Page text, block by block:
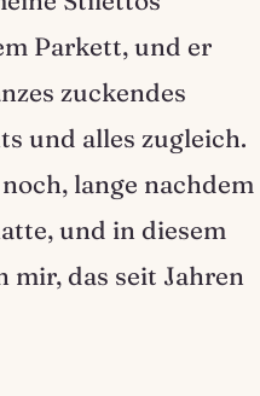
Parkett, und er
zuckendes
und alles zugleich.
lange nachdem
und in diesem
mir, das seit Jahren